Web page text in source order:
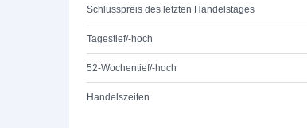
Schlusspreis des letzten Handelstages
Tagestief/-hoch
52-Wochentief/-hoch
Handelszeiten